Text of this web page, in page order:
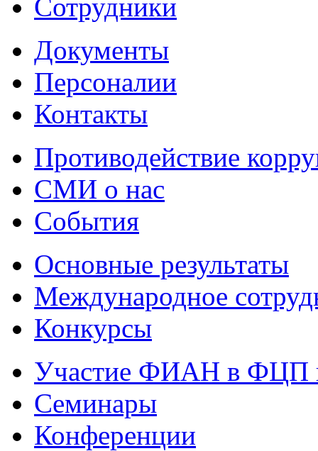
Сотрудники
Документы
Персоналии
Контакты
Противодействие
СМИ о нас
События
Основные результаты
Международное
Конкурсы
Участие ФИАН в ФЦП
Семинары
Конференции